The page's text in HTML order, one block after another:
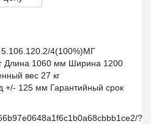
4(100%)МГ
Длина 1060 мм Ширина 1200
вес 27 кг
+/- 125 мм Гарантийный срок
?